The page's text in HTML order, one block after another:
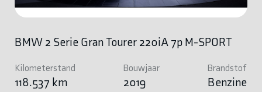
BMW 2 Serie Gran Tourer 220iA 7p M-SPORT
Kilometerstand
118.537 km
Bouwjaar
2019
Brandstof
Benzine